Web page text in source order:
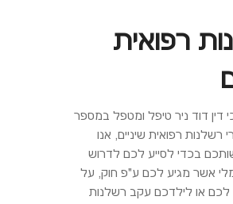
רפואית
דין דוד ניר טיפל ומטפל במספר
רפואית שיניים, אנו
בכדי לסייע לכם לדרוש
אשר מגיע לכם ע"פ חוק, על
לכם או לילדכם עקב רשלנות